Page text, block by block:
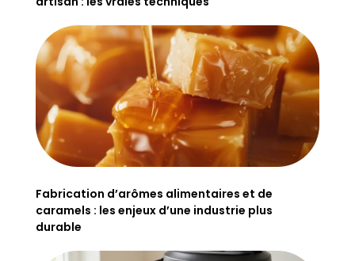
Fabrication d’arômes alimentaires et de
caramels : les enjeux d’une industrie plus
durable